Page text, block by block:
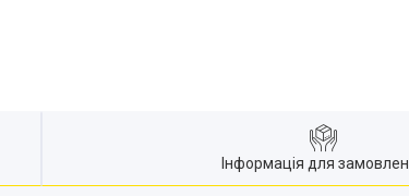
Інформація для